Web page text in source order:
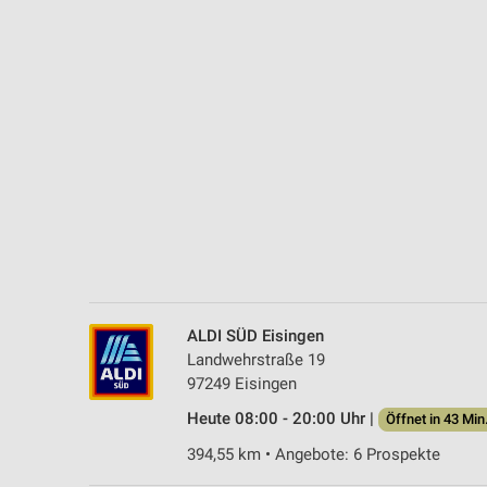
ALDI SÜD Eisingen
Landwehrstraße 19
97249 Eisingen
Heute 08:00 - 20:00 Uhr |
Öffnet in 43 Min.
394,55 km • Angebote: 6 Prospekte
Notwendig
Performance